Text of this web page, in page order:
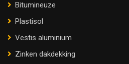
Bitumineuze
Plastisol
Vestis aluminium
Zinken dakdekking